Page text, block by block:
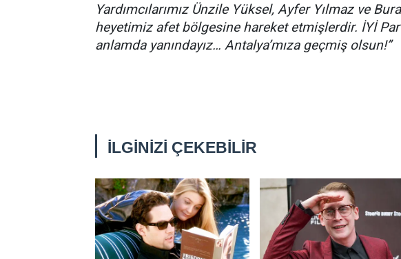
Yardımcılarımız Ünzile Yüksel, Ayfer Yılmaz ve
heyetimiz afet bölgesine hareket etmişlerdir. İYİ
anlamda yanındayız… Antalya’mıza geçmiş olsun!”